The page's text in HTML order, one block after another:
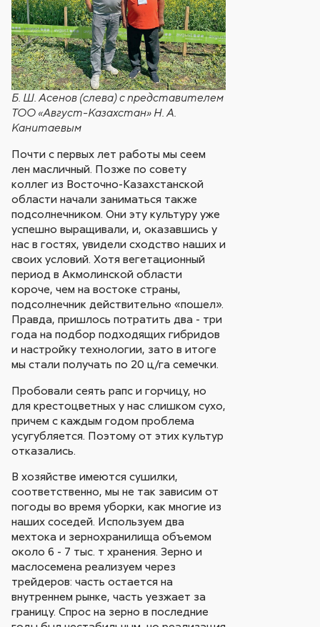
Б. Ш. Асенов (слева) с представителем
ТОО «Август-Казахстан» Н. А.
Канитаевым
Почти с первых лет работы мы сеем
лен масличный. Позже по совету
коллег из Восточно-Казахстанской
области начали заниматься также
подсолнечником. Они эту культуру уже
успешно выращивали, и, оказавшись у
нас в гостях, увидели сходство наших и
своих условий. Хотя вегетационный
период в Акмолинской области
короче, чем на востоке страны,
подсолнечник действительно «пошел».
Правда, пришлось потратить два - три
года на подбор подходящих гибридов
и настройку технологии, зато в итоге
мы стали получать по 20 ц/га семечки.
Пробовали сеять рапс и горчицу, но
для крестоцветных у нас слишком сухо,
причем с каждым годом проблема
усугубляется. Поэтому от этих культур
отказались.
В хозяйстве имеются сушилки,
соответственно, мы не так зависим от
погоды во время уборки, как многие из
наших соседей. Используем два
мехтока и зернохранилища объемом
около 6 - 7 тыс. т хранения. Зерно и
маслосемена реализуем через
трейдеров: часть остается на
внутреннем рынке, часть уезжает за
границу. Спрос на зерно в последние